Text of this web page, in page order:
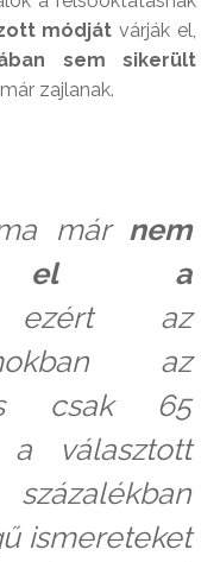
módját várják el,
sem sikerült
zajlanak.
már nem
el a
az
az
csak 65
a választott
ismereteket